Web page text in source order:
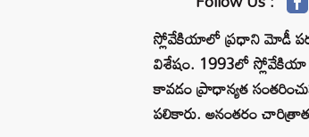
స్లోవేకియాలో ప్రధాని మోడీ
విశేషం. 1993లో స్లోవేకియా
కావడం ప్రాధాన్యత
పలికారు. అనంతరం